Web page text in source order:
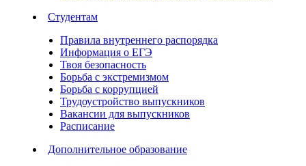
Студентам
Правила внутреннего распорядка
Информация о ЕГЭ
Твоя безопасность
Борьба с экстремизмом
Борьба с коррупцией
Трудоустройство выпускников
Вакансии для выпускников
Расписание
Дополнительное образование